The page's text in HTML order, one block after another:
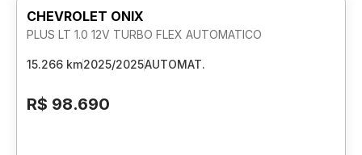
CHEVROLET ONIX
PLUS LT 1.0 12V TURBO FLEX AUTOMATICO
15.266 km2025/2025AUTOMAT.
R$ 98.690